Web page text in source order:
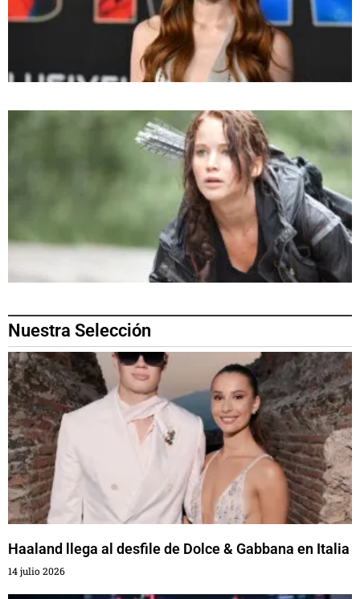
Nuestra Selección
Haaland llega al desfile de Dolce & Gabbana en Italia
14 julio 2026